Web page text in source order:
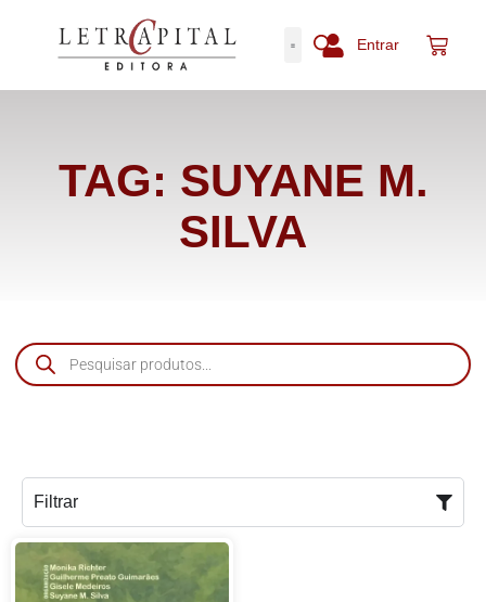
Entrar
TAG: SUYANE M.
SILVA
Filtrar